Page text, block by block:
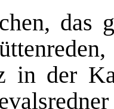
das
in der